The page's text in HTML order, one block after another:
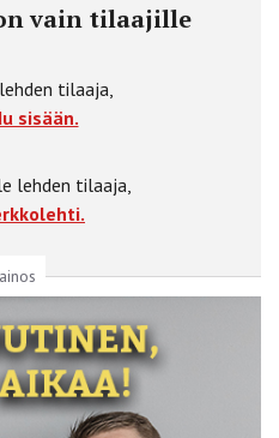
vain tilaajille
tilaaja,
sisään.
lehden tilaaja,